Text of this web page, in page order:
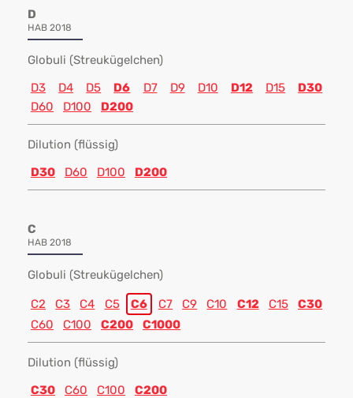
D
HAB 2018
Globuli (Streukügelchen)
D3
D4 D5 D6 D7 D9 D10 D12 D15
D30
D60
D100 D200
Dilution (flüssig)
D30
D60 D100 D200
C
HAB 2018
Globuli (Streukügelchen)
C2 C3 C4 C5 C6 C7 C9 C10 C12 C15
C30
C60
C100 C200 C1000
Dilution (flüssig)
C30
C60 C100 C200